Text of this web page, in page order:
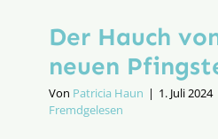
Der Hauch
neuen
Von Patricia Haun | 1. Juli 2024
Fremdgelesen